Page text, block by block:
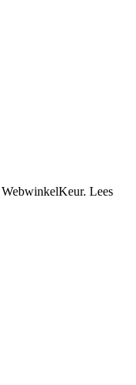
WebwinkelKeur. Lees